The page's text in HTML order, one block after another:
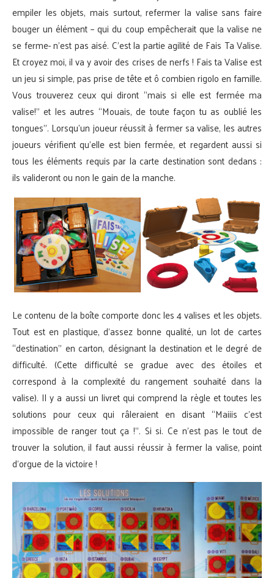
empiler les objets, mais surtout, refermer la valise sans faire
bouger un élément – qui du coup empêcherait que la valise ne
se ferme- n’est pas aisé. C’est la partie agilité de Fais Ta Valise.
Et croyez moi, il va y avoir des crises de nerfs ! Fais ta Valise est
un jeu si simple, pas prise de tête et ô combien rigolo en famille.
Vous trouverez ceux qui diront “mais si elle est fermée ma
valise!” et les autres “Mouais, de toute façon tu as oublié les
tongues”. Lorsqu’un joueur réussit à fermer sa valise, les autres
joueurs vérifient qu’elle est bien fermée, et regardent aussi si
tous les éléments requis par la carte destination sont dedans :
ils valideront ou non le gain de la manche.
Le contenu de la boîte comporte donc les 4 valises et les objets.
Tout est en plastique, d’assez bonne qualité, un lot de cartes
“destination” en carton, désignant la destination et le degré de
difficulté. (Cette difficulté se gradue avec des étoiles et
correspond à la complexité du rangement souhaité dans la
valise). Il y a aussi un livret qui comprend la règle et toutes les
solutions pour ceux qui râleraient en disant “Maiiis c’est
impossible de ranger tout ça !”. Si si. Ce n’est pas le tout de
trouver la solution, il faut aussi réussir à fermer la valise, point
d’orgue de la victoire !